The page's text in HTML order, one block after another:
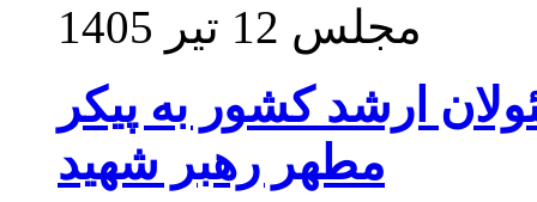
مجلس 12 تیر 1405
ارشد کشور به پیکر
مطهر رهبر شهید